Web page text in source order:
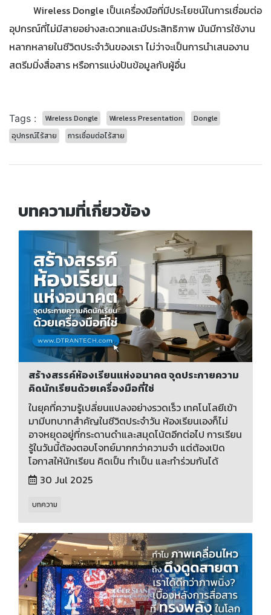
Wireless Dongle เป็นเครื่องมือที่มีประโยชน์ในการเชื่อมต่อ
อุปกรณ์ที่ไม่มีสายอย่างสะดวกและมีประสิทธิภาพ มันมีการใช้งาน
หลากหลายในชีวิตประจำวันของเรา ไม่ว่าจะเป็นการนำเสนองาน
สตรีมมิ่งสื่อสาร หรือการแบ่งปันข้อมูลกับผู้อื่น
Tags : Wireless Dongle Wireless Presentation
Dongle
อุปกรณ์ไร้สาย
การเชื่อมต่อไร้สาย
บทความที่เกี่ยวข้อง
สร้างสรรค์ห้องเรียนแห่งอนาคต จุดประกายความ
คิดนักเรียนด้วยเครื่องมือที่ใช่
ในยุคที่ความรู้เปลี่ยนแปลงอย่างรวดเร็ว เทคโนโลยีเข้า
มามีบทบาทสำคัญในชีวิตประจำวัน ห้องเรียนเองก็ไม่
อาจหยุดอยู่ที่กระดานดำและสมุดโน้ตอีกต่อไป การเรียน
รู้ในวันนี้ต้องตอบโจทย์มากกว่าความจำ แต่ต้องเปิด
โอกาสให้นักเรียน คิดเป็น ทำเป็น และทำร่วมกันได้
30 Jul 2025
บทความ